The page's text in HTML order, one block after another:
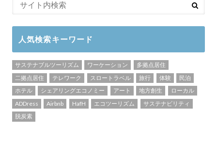
人気検索キーワード
サステナブルツーリズム ワーケーション
多拠点居住
二拠点居住
テレワーク スロートラベル 旅行 体験
民泊
ホテル
シェアリングエコノミー アート 地方創生
ローカル
ADDress
Airbnb HafH エコツーリズム
サステナビリティ
脱炭素